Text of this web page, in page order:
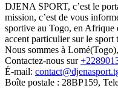
DJENA SPORT, c’est le
mission, c’est de vous
sportive au Togo, en Afrique
accent particulier sur le sport
Nous sommes à
Contactez-nous sur
É-mail:
Boîte postale : 28BP159,